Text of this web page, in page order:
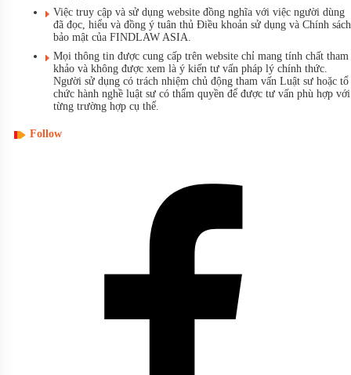
Việc truy cập và sử dụng website đồng nghĩa với việc người dùng
đã đọc, hiểu và đồng ý tuân thủ Điều khoản sử dụng và Chính sách
bảo mật của FINDLAW ASIA.
Mọi thông tin được cung cấp trên website chỉ mang tính chất tham
khảo và không được xem là ý kiến tư vấn pháp lý chính thức.
Người sử dụng có trách nhiệm chủ động tham vấn Luật sư hoặc tổ
chức hành nghề luật sư có thẩm quyền để được tư vấn phù hợp với
từng trường hợp cụ thể.
Follow